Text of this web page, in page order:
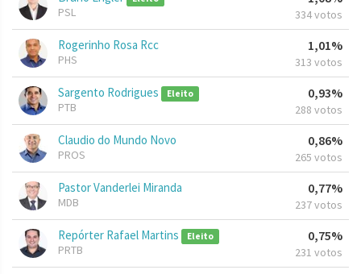
PSL 334 votos
Rogerinho Rosa Rcc
PHS
1,01%
313 votos
Sargento Rodrigues Eleito
PTB
0,93%
288 votos
Claudio do Mundo Novo
PROS
0,86%
265 votos
Pastor Vanderlei Miranda
MDB
0,77%
237 votos
Repórter Rafael Martins Eleito
PRTB
0,75%
231 votos